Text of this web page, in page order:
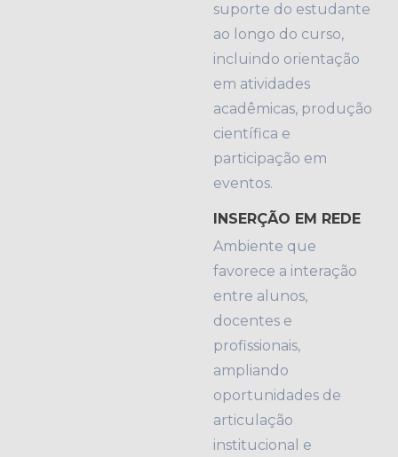
suporte do estudante
ao longo do curso,
incluindo orientação
em atividades
acadêmicas, produção
científica e
participação em
eventos.
INSERÇÃO EM REDE
Ambiente que
favorece a interação
entre alunos,
docentes e
profissionais,
ampliando
oportunidades de
articulação
institucional e